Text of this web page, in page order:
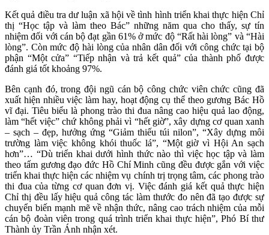
Kết quả điều tra dư luận xã hội về tình hình triển khai thực hiện Chỉ
thị “Học tập và làm theo Bác” những năm qua cho thấy, sự tín
nhiệm đối với cán bộ đạt gần 61% ở mức độ “Rất hài lòng” và “Hài
lòng”. Còn mức độ hài lòng của nhân dân đối với công chức tại bộ
phận “Một cửa” “Tiếp nhận và trả kết quả” của thành phố được
đánh giá tốt khoảng 97%.
Bên cạnh đó, trong đội ngũ cán bộ công chức viên chức cũng đã
xuất hiện nhiều việc làm hay, hoạt động cụ thể theo gương Bác Hồ
vĩ đại. Tiêu biểu là phong trào thi đua nâng cao hiệu quả lao động,
làm “hết việc” chứ không phải vì “hết giờ”, xây dựng cơ quan xanh
– sạch – đẹp, hưởng ứng “Giảm thiếu túi nilon”, “Xây dựng môi
trường làm việc không khói thuốc lá”, “Một giờ vì Hội An sạch
hơn”… “Dù triển khai dưới hình thức nào thì việc học tập và làm
theo tấm gương đạo đức Hồ Chí Minh cũng đều được gắn với việc
triển khai thực hiện các nhiệm vụ chính trị trọng tâm, các phong trào
thi đua của từng cơ quan đơn vị. Việc đánh giá kết quả thực hiện
Chỉ thị đều lấy hiệu quả công tác làm thước đo nên đã tạo được sự
chuyển biến mạnh mẽ về nhận thức, nâng cao trách nhiệm của mỗi
cán bộ đoàn viên trong quá trình triển khai thực hiện”, Phó Bí thư
Thành ủy Trần Ánh nhận xét.